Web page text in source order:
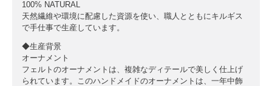
100% NATURAL
天然繊維や環境に配慮した資源を使い、職人とともにキルギス
で手仕事で生産しています。
◆生産背景
オーナメント
フェルトのオーナメントは、複雑なディテールで美しく仕上げ
られています。このハンドメイドのオーナメントは、一年中飾